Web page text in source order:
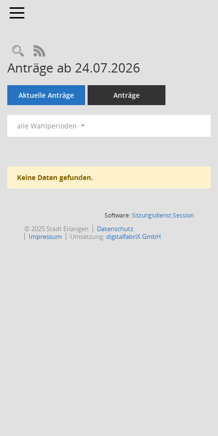
Toggle navigation
Rechercheauswahl
RSS-Feed
Anträge ab 24.07.2026
Aktuelle Anträge Anträge
alle Wahlperioden
Keine Daten gefunden.
Software:SitzungsdienstSession(Wird in
© 2025 Stadt Erlangen
Datenschutz
Impressum
Umsetzung:digitalfabriX GmbH